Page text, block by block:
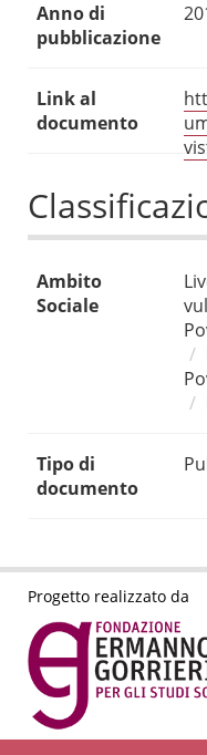
Anno di
pubblicazione
Link al
documento
Ambito
Sociale
Tipo di
documento
Progetto realizzato da